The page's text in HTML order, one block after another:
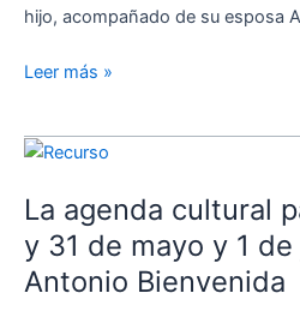
hijo, acompañado de su esposa
Leer más »
La agenda cultural
y 31 de mayo y 1
Antonio Bienvenida
La
cultural
para
los
días